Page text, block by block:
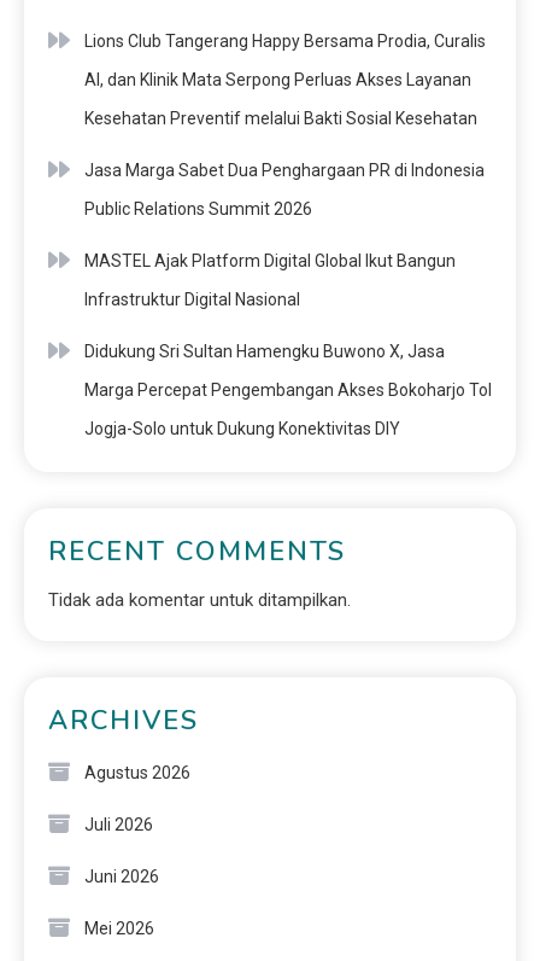
Lions Club Tangerang Happy Bersama Prodia, Curalis
AI, dan Klinik Mata Serpong Perluas Akses Layanan
Kesehatan Preventif melalui Bakti Sosial Kesehatan
Jasa Marga Sabet Dua Penghargaan PR di Indonesia
Public Relations Summit 2026
MASTEL Ajak Platform Digital Global Ikut Bangun
Infrastruktur Digital Nasional
Didukung Sri Sultan Hamengku Buwono X, Jasa
Marga Percepat Pengembangan Akses Bokoharjo Tol
Jogja-Solo untuk Dukung Konektivitas DIY
RECENT COMMENTS
Tidak ada komentar untuk ditampilkan.
ARCHIVES
Agustus 2026
Juli 2026
Juni 2026
Mei 2026